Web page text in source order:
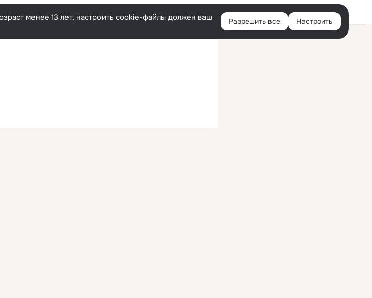
Войти
менее 13 лет, настроить cookie-файлы должен ваш
Разрешить все Настроить